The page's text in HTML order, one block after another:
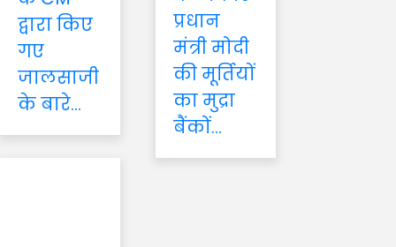
द्वारा किए
गए
जालसाजी
के बारे...
प्रधान
मंत्री मोदी
की मूर्तियों
का मुद्रा
बैंकों...